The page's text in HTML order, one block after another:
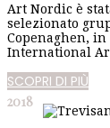
Art Nordic è
selezionato
Copenaghen,
International
SCOPRI DI PIÙ
2018